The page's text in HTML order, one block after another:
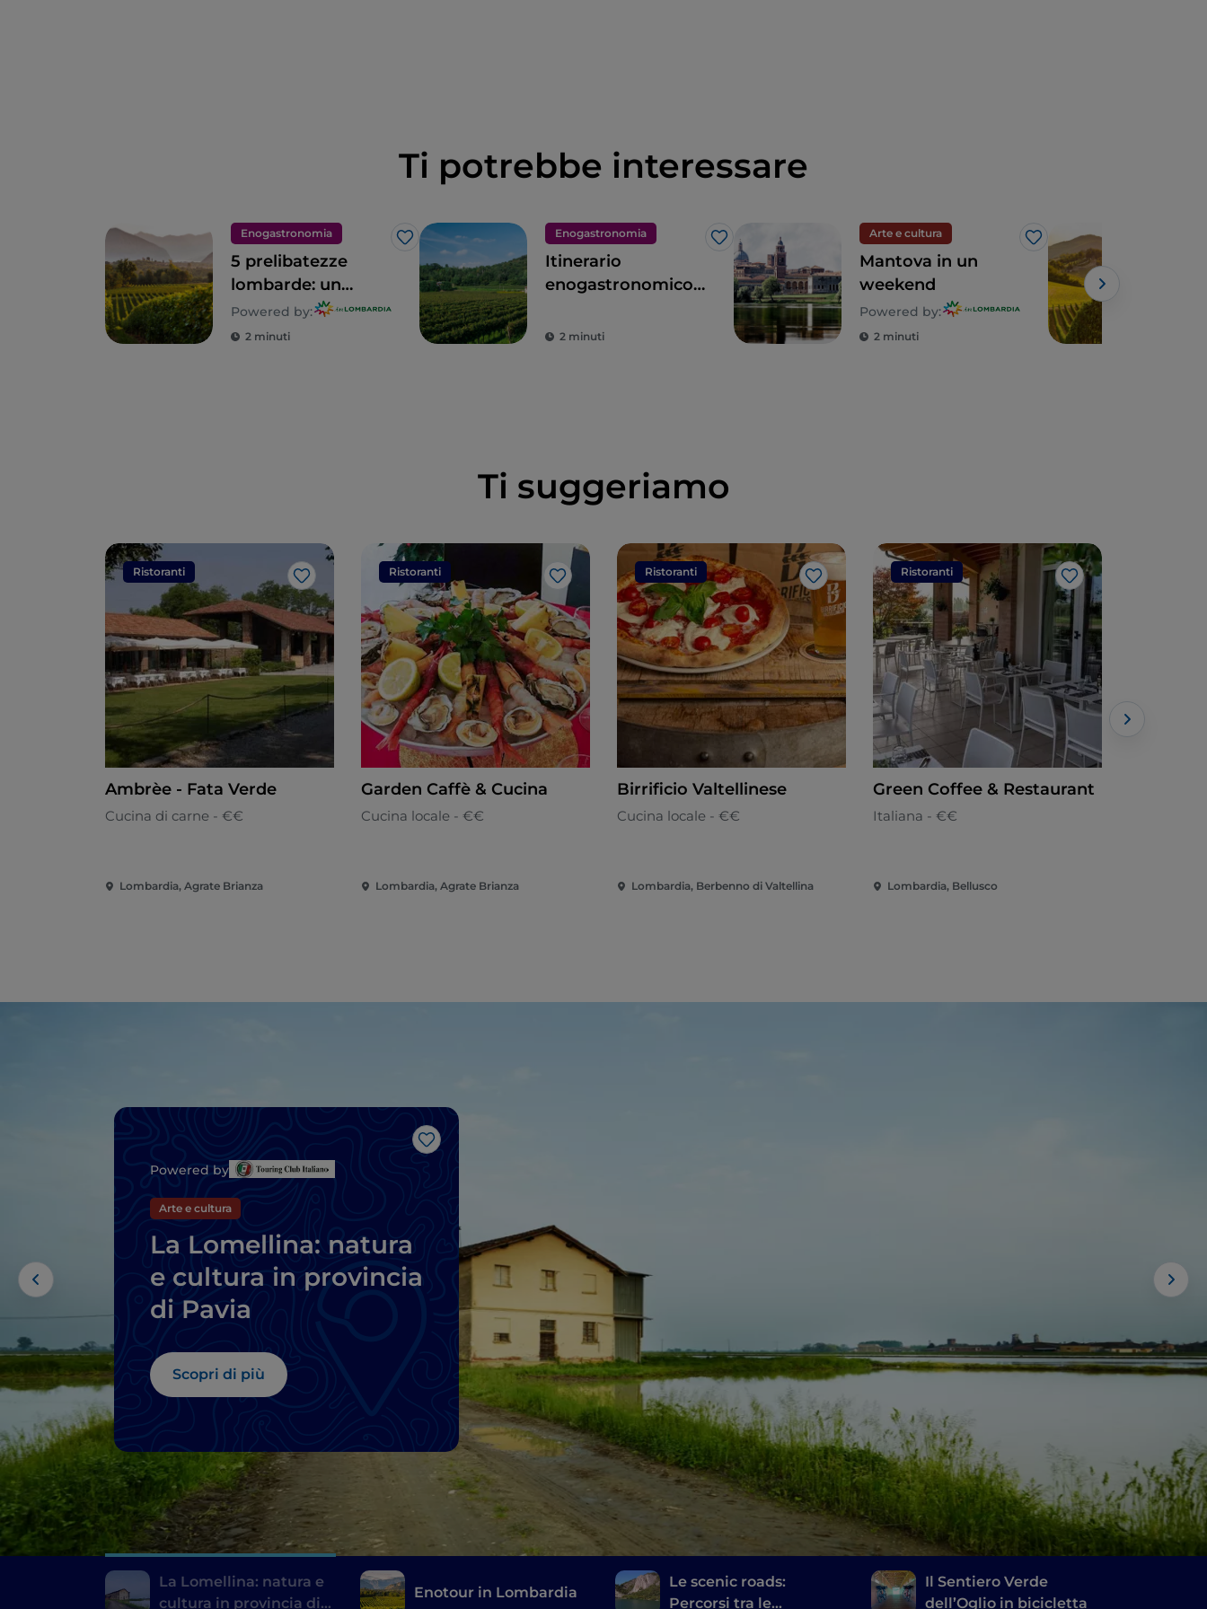
Ti potrebbe interessare
Enogastronomia
Like
5 prelibatezze
lombarde: un
territorio tutto da
gustare
Powered by:
2 minuti
Enogastronomia
Like
Itinerario
enogastronomico
Franciacorta
2 minuti
Arte e cultura
Like
Mantova in un
weekend
Powered by:
2 minuti
Ti suggeriamo
Ristoranti
Like
Ambrèe - Fata Verde
Cucina di carne - €€
Lombardia, Agrate Brianza
Ristoranti
Like
Garden Caffè & Cucina
Cucina locale - €€
Lombardia, Agrate Brianza
Ristoranti
Like
Birrificio Valtellinese
Cucina locale - €€
Lombardia, Berbenno di Valtellina
Ristoranti
Like
Green Coffee & Restaurant
Italiana - €€
Lombardia, Bellusco
Like
Powered by
Arte e cultura
La Lomellina: natura
e cultura in provincia
di Pavia
Scopri di più
La Lomellina: natura e
cultura in provincia di
Enotour in Lombardia
Le scenic roads:
Percorsi tra le
Il Sentiero Verde
dell’Oglio in bicicletta